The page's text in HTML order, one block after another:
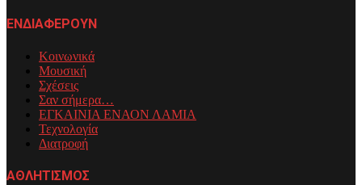
ΕΝΔΙΑΦΕΡΟΥΝ
Κοινωνικά
Μουσική
Σχέσεις
Σαν σήμερα…
ΕΓΚΑΙΝΙΑ ΕΝΑΟΝ ΛΑΜΙΑ
Τεχνολογία
Διατροφή
ΑΘΛΗΤΙΣΜΟΣ